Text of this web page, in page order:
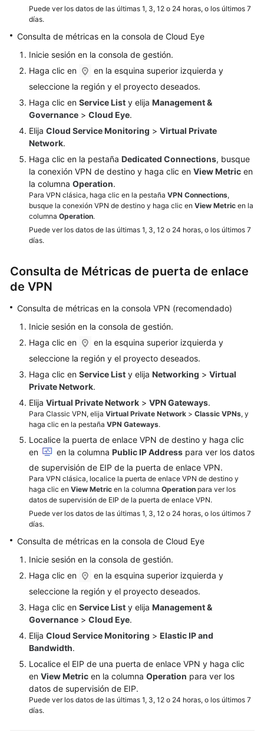
de
métricas
Creación
de
reglas
de
Operaciones
registradas
por
CTS
Gestión
de
Cuotas
frecuentes
Referencia
API
Actualmente,
contenido
disponible
idioma
seleccionado.
consultar
inglés.
What's
New
Billing
Administrator
Guide
Puede ver los datos de las últimas 1, 3, 12 o 24 horas, o los últimos 7
días.
Consulta de métricas en la consola de Cloud Eye
Inicie sesión en la consola de gestión.
Haga clic en
en la esquina superior izquierda y
seleccione la región y el proyecto deseados.
Haga clic en Service List y elija Management &
Governance > Cloud Eye.
Elija Cloud Service Monitoring > Virtual Private
Network.
Haga clic en la pestaña Dedicated Connections, busque
la conexión VPN de destino y haga clic en View Metric en
la columna Operation.
Para VPN clásica, haga clic en la pestaña VPN Connections,
busque la conexión VPN de destino y haga clic en View Metric en la
columna Operation.
Puede ver los datos de las últimas 1, 3, 12 o 24 horas, o los últimos 7
días.
Consulta de Métricas de puerta de enlace
de VPN
Consulta de métricas en la consola VPN (recomendado)
Inicie sesión en la consola de gestión.
Haga clic en
en la esquina superior izquierda y
seleccione la región y el proyecto deseados.
Haga clic en Service List y elija Networking > Virtual
Private Network.
Elija Virtual Private Network > VPN Gateways.
Para Classic VPN, elija Virtual Private Network > Classic VPNs, y
haga clic en la pestaña VPN Gateways.
Localice la puerta de enlace VPN de destino y haga clic
en
en la columna Public IP Address para ver los datos
de supervisión de EIP de la puerta de enlace VPN.
Para VPN clásica, localice la puerta de enlace VPN de destino y
haga clic en View Metric en la columna Operation para ver los
datos de supervisión de EIP de la puerta de enlace VPN.
Puede ver los datos de las últimas 1, 3, 12 o 24 horas, o los últimos 7
días.
Consulta de métricas en la consola de Cloud Eye
Inicie sesión en la consola de gestión.
Haga clic en
en la esquina superior izquierda y
seleccione la región y el proyecto deseados.
Haga clic en Service List y elija Management &
Governance > Cloud Eye.
Elija Cloud Service Monitoring > Elastic IP and
Bandwidth.
Localice el EIP de una puerta de enlace VPN y haga clic
en View Metric en la columna Operation para ver los
datos de supervisión de EIP.
Puede ver los datos de las últimas 1, 3, 12 o 24 horas, o los últimos 7
días.